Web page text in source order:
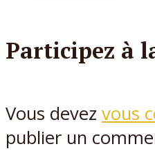
Participez à
Vous devez vous
publier un